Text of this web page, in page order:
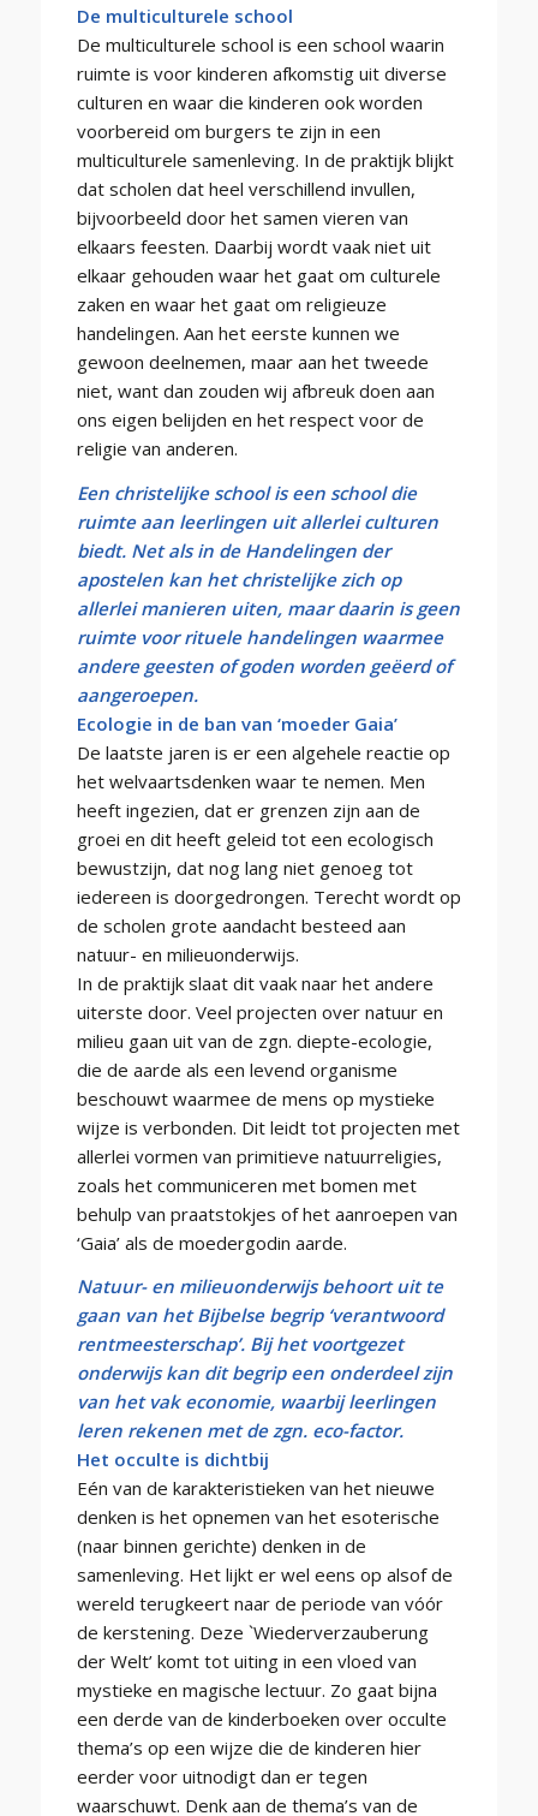
De multiculturele school
De multiculturele school is een school waarin
ruimte is voor kinderen afkomstig uit diverse
culturen en waar die kinderen ook worden
voorbereid om burgers te zijn in een
multiculturele samenleving. In de praktijk blijkt
dat scholen dat heel verschillend invullen,
bijvoorbeeld door het samen vieren van
elkaars feesten. Daarbij wordt vaak niet uit
elkaar gehouden waar het gaat om culturele
zaken en waar het gaat om religieuze
handelingen. Aan het eerste kunnen we
gewoon deelnemen, maar aan het tweede
niet, want dan zouden wij afbreuk doen aan
ons eigen belijden en het respect voor de
religie van anderen.
Een christelijke school is een school die
ruimte aan leerlingen uit allerlei culturen
biedt. Net als in de Handelingen der
apostelen kan het christelijke zich op
allerlei manieren uiten, maar daarin is geen
ruimte voor rituele handelingen waarmee
andere geesten of goden worden geëerd of
aangeroepen.
Ecologie in de ban van ‘moeder Gaia’
De laatste jaren is er een algehele reactie op
het welvaartsdenken waar te nemen. Men
heeft ingezien, dat er grenzen zijn aan de
groei en dit heeft geleid tot een ecologisch
bewustzijn, dat nog lang niet genoeg tot
iedereen is doorgedrongen. Terecht wordt op
de scholen grote aandacht besteed aan
natuur- en milieuonderwijs.
In de praktijk slaat dit vaak naar het andere
uiterste door. Veel projecten over natuur en
milieu gaan uit van de zgn. diepte-ecologie,
die de aarde als een levend organisme
beschouwt waarmee de mens op mystieke
wijze is verbonden. Dit leidt tot projecten met
allerlei vormen van primitieve natuurreligies,
zoals het communiceren met bomen met
behulp van praatstokjes of het aanroepen van
‘Gaia’ als de moedergodin aarde.
Natuur- en milieuonderwijs behoort uit te
gaan van het Bijbelse begrip ‘verantwoord
rentmeesterschap’. Bij het voortgezet
onderwijs kan dit begrip een onderdeel zijn
van het vak economie, waarbij leerlingen
leren rekenen met de zgn. eco-factor.
Het occulte is dichtbij
Eén van de karakteristieken van het nieuwe
denken is het opnemen van het esoterische
(naar binnen gerichte) denken in de
samenleving. Het lijkt er wel eens op alsof de
wereld terugkeert naar de periode van vóór
de kerstening. Deze `Wiederverzauberung
der Welt’ komt tot uiting in een vloed van
mystieke en magische lectuur. Zo gaat bijna
een derde van de kinderboeken over occulte
thema’s op een wijze die de kinderen hier
eerder voor uitnodigt dan er tegen
waarschuwt. Denk aan de thema’s van de